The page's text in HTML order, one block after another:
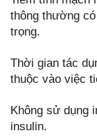
thông thường
trọng.
Thời gian tác
thuộc vào việc
Không sử dụng
insulin.